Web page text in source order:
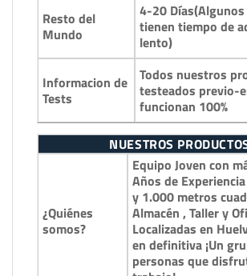
Resto del
Mundo
4-20
tienen tiempo de
lento)
Informacion de
Tests
Todos nuestros
testeados previo-
funcionan 100%
NUESTROS
¿Quiénes
somos?
Equipo Joven con
Años de
y 1.000 metros
Almacén , Taller y
Localizadas en
en definitiva ¡Un
personas que